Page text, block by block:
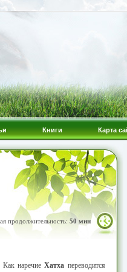
Книги Карта
продолжительность: 50 мин
Как наречиеХатха переводится